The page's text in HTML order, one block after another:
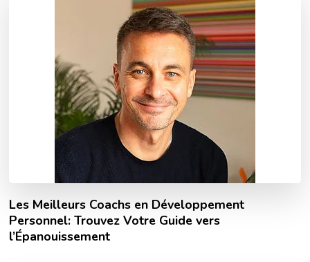
Les Meilleurs Coachs en Développement
Personnel: Trouvez Votre Guide vers
l’Épanouissement